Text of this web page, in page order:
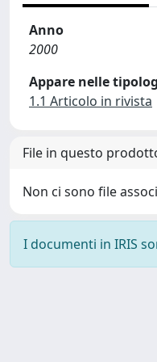
Anno
2000
Appare nelle
1.1 Articolo in rivista
File in questo
Non ci sono file
I documenti in IRIS